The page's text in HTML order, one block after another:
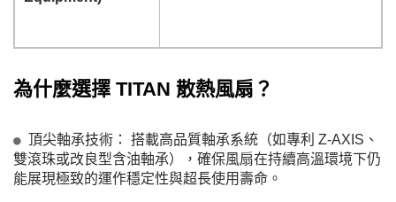
為什麼選擇 TITAN 散熱風扇？
頂尖軸承技術： 搭載高品質軸承系統（如專利 Z-AXIS、
雙滾珠或改良型含油軸承），確保風扇在持續高溫環境下仍
能展現極致的運作穩定性與超長使用壽命。